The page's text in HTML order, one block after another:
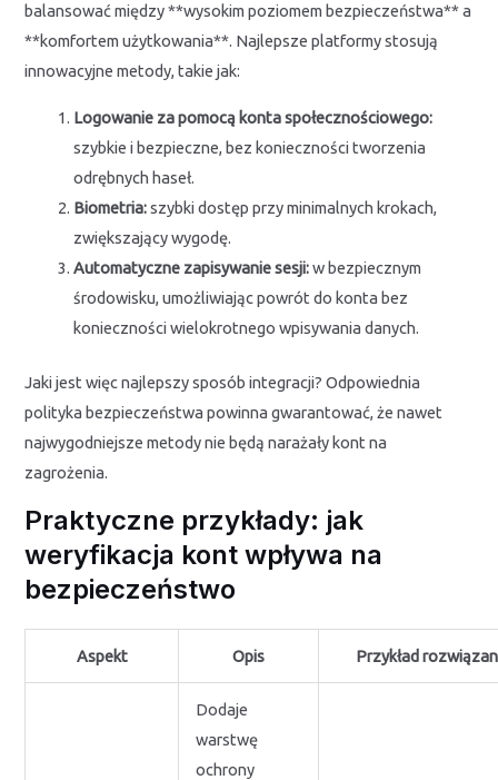
balansować między **wysokim poziomem bezpieczeństwa** a
**komfortem użytkowania**. Najlepsze platformy stosują
innowacyjne metody, takie jak:
Logowanie za pomocą konta społecznościowego:
szybkie i bezpieczne, bez konieczności tworzenia
odrębnych haseł.
Biometria:szybki dostęp przy minimalnych krokach,
zwiększający wygodę.
Automatyczne zapisywanie sesji:w bezpiecznym
środowisku, umożliwiając powrót do konta bez
konieczności wielokrotnego wpisywania danych.
Jaki jest więc najlepszy sposób integracji? Odpowiednia
polityka bezpieczeństwa powinna gwarantować, że nawet
najwygodniejsze metody nie będą narażały kont na
zagrożenia.
Praktyczne przykłady: jak
weryfikacja kont wpływa na
bezpieczeństwo
Aspekt Opis Przykład
Dodaje
warstwę
ochrony